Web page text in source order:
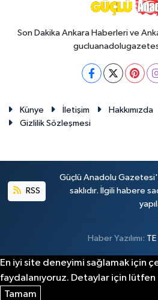
Son Dakika Ankara Haberleri ve
Künye İletişim Hakkımızda
Gizlilik Sözleşmesi
RSS
Güçlü Anadolu
saklıdır. İlgili habere
Haber Yazılımı:
En iyi site deneyimi sağlamak için
faydalanıyoruz. Detaylar için lütfen
Tamam